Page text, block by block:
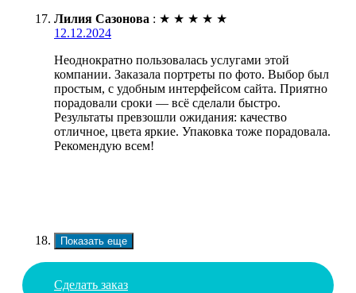
Лилия Сазонова : ★ ★ ★ ★ ★
12.12.2024
Неоднократно пользовалась услугами этой
компании. Заказала портреты по фото. Выбор был
простым, с удобным интерфейсом сайта. Приятно
порадовали сроки — всё сделали быстро.
Результаты превзошли ожидания: качество
отличное, цвета яркие. Упаковка тоже порадовала.
Рекомендую всем!
Показать еще
Сделать заказ